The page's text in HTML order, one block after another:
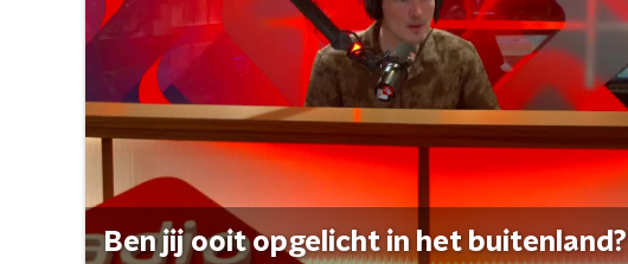
Ben jij ooit opgelicht in het buitenland?